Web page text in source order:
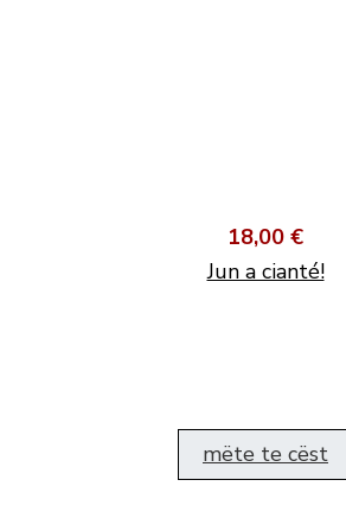
18,00 €
Jun a cianté!
mëte te cëst